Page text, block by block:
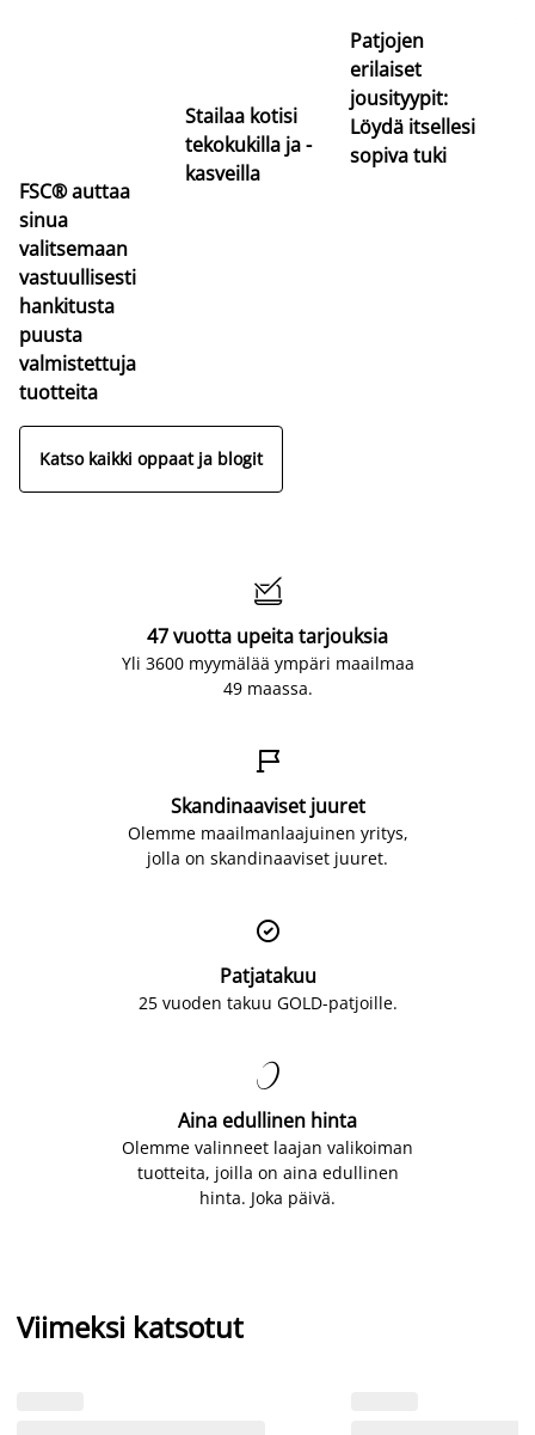
FSC® auttaa
sinua
valitsemaan
vastuullisesti
hankitusta
puusta
valmistettuja
tuotteita
Stailaa kotisi
tekokukilla ja -
kasveilla
Patjojen
erilaiset
jousityypit:
Löydä itsellesi
sopiva tuki
Katso kaikki oppaat ja blogit

47 vuotta upeita tarjouksia
Yli 3600 myymälää ympäri maailmaa
49 maassa.

Skandinaaviset juuret
Olemme maailmanlaajuinen yritys,
jolla on skandinaaviset juuret.

Patjatakuu
25 vuoden takuu GOLD-patjoille.

Aina edullinen hinta
Olemme valinneet laajan valikoiman
tuotteita, joilla on aina edullinen
hinta. Joka päivä.
Viimeksi katsotut